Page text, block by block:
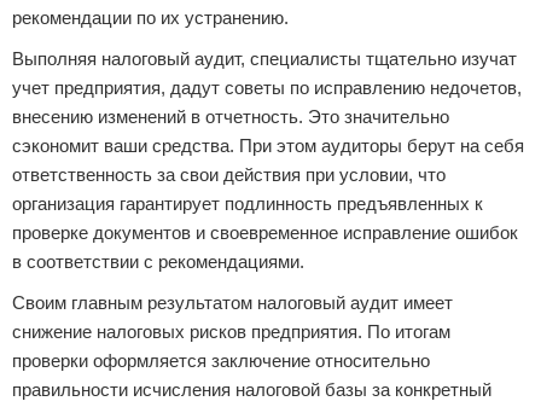
рекомендации по их устранению.
Выполняя налоговый аудит, специалисты тщательно изучат
учет предприятия, дадут советы по исправлению недочетов,
внесению изменений в отчетность. Это значительно
сэкономит ваши средства. При этом аудиторы берут на себя
ответственность за свои действия при условии, что
организация гарантирует подлинность предъявленных к
проверке документов и своевременное исправление ошибок
в соответствии с рекомендациями.
Своим главным результатом налоговый аудит имеет
снижение налоговых рисков предприятия. По итогам
проверки оформляется заключение относительно
правильности исчисления налоговой базы за конкретный